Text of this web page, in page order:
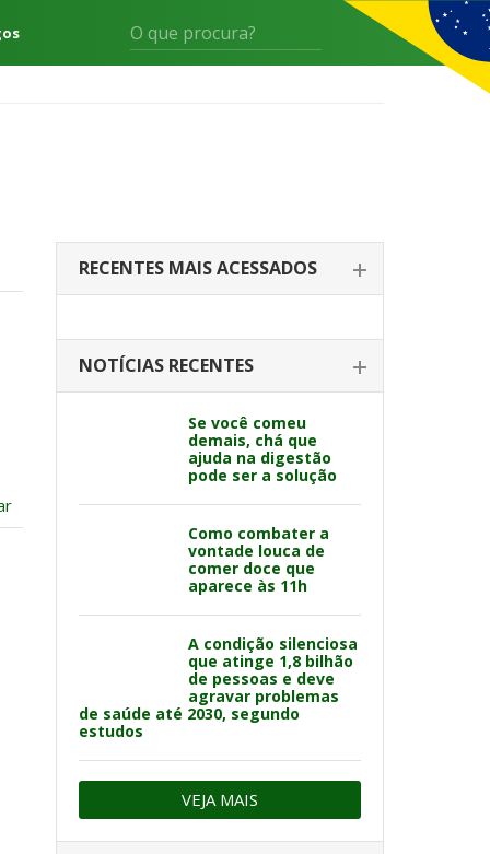
RECENTES MAIS ACESSADOS
NOTÍCIAS RECENTES
Se você comeu
demais, chá que
ajuda na digestão
pode ser a solução
Como combater a
vontade louca de
comer doce que
aparece às 11h
A condição silenciosa
que atinge 1,8 bilhão
de pessoas e deve
agravar problemas
de saúde até 2030, segundo
estudos
VEJA MAIS